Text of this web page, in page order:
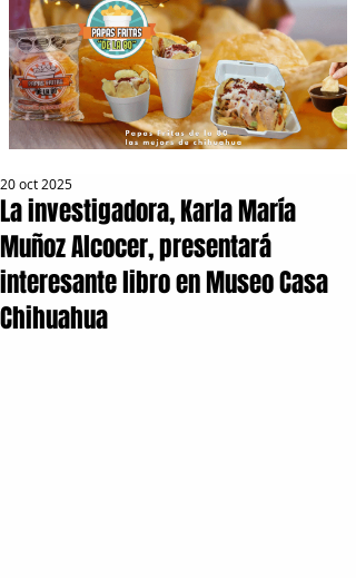
La investigadora, Karla María
Muñoz Alcocer, presentará
interesante libro en Museo Casa
Chihuahua
20 oct 2025